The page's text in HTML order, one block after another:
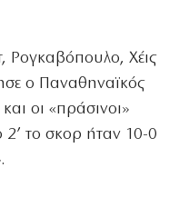
Ρογκαβόπουλο, Χέις
ο Παναθηναϊκός
οι «πράσινοι»
2’ το σκορ ήταν 10-0